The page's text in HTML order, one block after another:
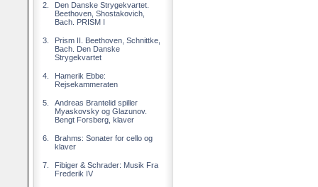
2.
Den Danske Strygekvartet.
Beethoven, Shostakovich,
Bach. PRISM I
3.
Prism II. Beethoven, Schnittke,
Bach. Den Danske
Strygekvartet
4.
Hamerik Ebbe:
Rejsekammeraten
5.
Andreas Brantelid spiller
Myaskovsky og Glazunov.
Bengt Forsberg, klaver
6.
Brahms: Sonater for cello og
klaver
7.
Fibiger & Schrader: Musik Fra
Frederik IV